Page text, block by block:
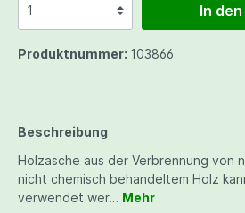
In
Produktnummer: 103866
Beschreibung
Holzasche aus der Verbrennung von
nicht chemisch behandeltem Holz
verwendet wer… Mehr